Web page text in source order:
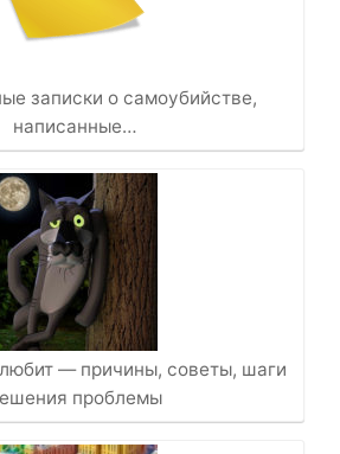
записки о самоубийстве,
написанные…
— причины, советы, шаги
проблемы